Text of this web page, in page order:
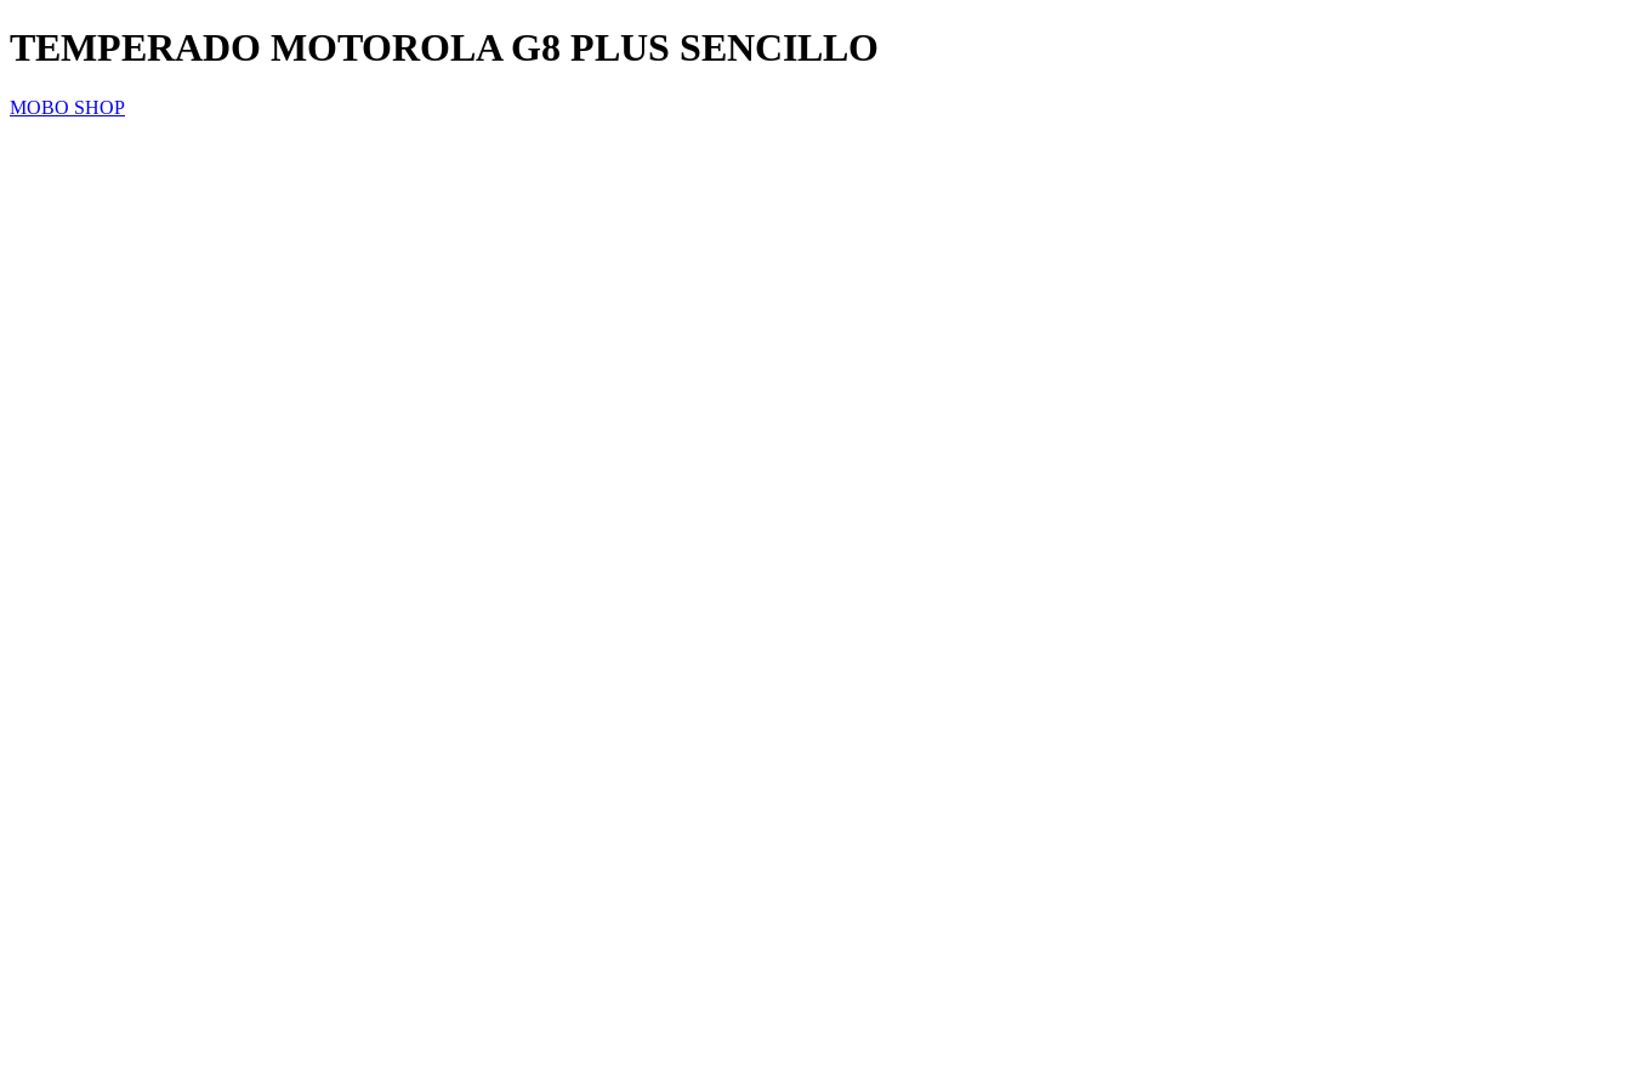
TEMPERADO MOTOROLA G8 PLUS SENCILLO
MOBO SHOP